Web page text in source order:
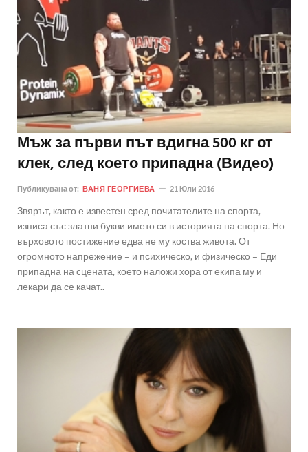
Мъж за първи път вдигна 500 кг от
клек, след което припадна (Видео)
Публикувана от: ВАНЯ ГЕОРГИЕВА 21 Юли 2016
Звярът, както е известен сред почитателите на спорта,
изписа със златни букви името си в историята на спорта. Но
върховото постижение едва не му коства живота. От
огромното напрежение – и психическо, и физическо – Еди
припадна на сцената, което наложи хора от екипа му и
лекари да се качат..